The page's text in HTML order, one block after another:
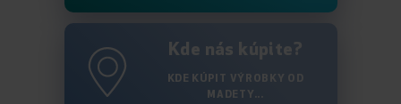
Kde nás kúpite?
KDE KÚPIT VÝROBKY OD
MADETY...